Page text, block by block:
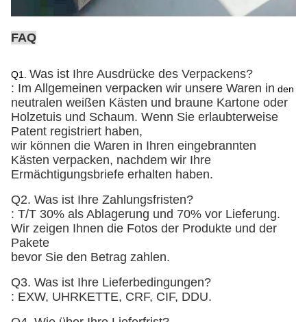
FAQ
Q1. Was ist Ihre Ausdrücke des Verpackens?
: Im Allgemeinen verpacken wir unsere Waren in den
neutralen weißen Kästen und braune Kartone oder
Holzetuis und Schaum. Wenn Sie erlaubterweise
Patent registriert haben,
wir können die Waren in Ihren eingebrannten
Kästen verpacken, nachdem wir Ihre
Ermächtigungsbriefe erhalten haben.
Q2. Was ist Ihre Zahlungsfristen?
: T/T 30% als Ablagerung und 70% vor Lieferung.
Wir zeigen Ihnen die Fotos der Produkte und der
Pakete
bevor Sie den Betrag zahlen.
Q3. Was ist Ihre Lieferbedingungen?
: EXW, UHRKETTE, CRF, CIF, DDU.